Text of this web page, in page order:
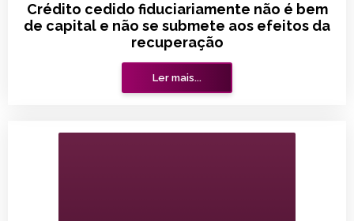
Crédito cedido fiduciariamente não é bem
de capital e não se submete aos efeitos da
recuperação
Ler mais...